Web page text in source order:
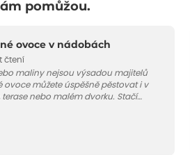
pomůžou.
ovoce v nádobách
čtení
maliny nejsou výsadou majitelů
ovoce můžete úspěšně pěstovat i v
nebo malém dvorku. Stačí
V tomto článku vám poradíme, jak na